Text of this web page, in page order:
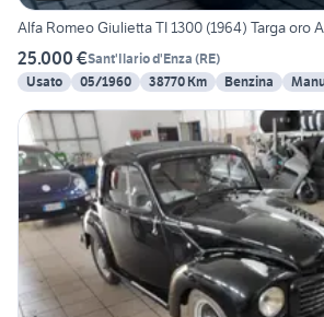
Alfa Romeo Giulietta TI 1300 (1964) Targa oro
25.000 €Sant'Ilario d'Enza (RE)
Usato
05/1960 38770 Km Benzina